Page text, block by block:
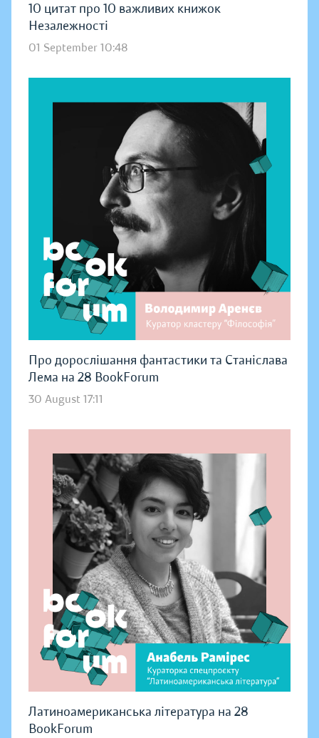
10 цитат про 10 важливих книжок
Незалежності
01 September 10:48
Про дорослішання фантастики та Станіслава
Лема на 28 BookForum
30 August 17:11
Латиноамериканська література на 28
BookForum